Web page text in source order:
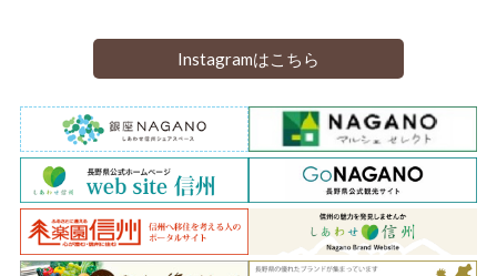
Instagramはこちら